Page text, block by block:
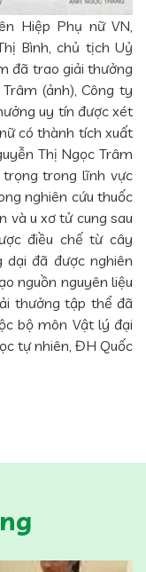
Hiệp Phụ nữ VN,
Bình, chủ tịch Uỷ
đã trao giải thưởng
(ảnh), Công ty
uy tín được xét
có thành tích xuất
Thị Ngọc Trâm
trọng trong lĩnh vực
nghiên cứu thuốc
và u xơ tử cung sau
điều chế từ cây
đã được nghiên
nguồn nguyên liệu
thưởng tập thể đã
bộ môn Vật lý đại
tự nhiên, ĐH Quốc